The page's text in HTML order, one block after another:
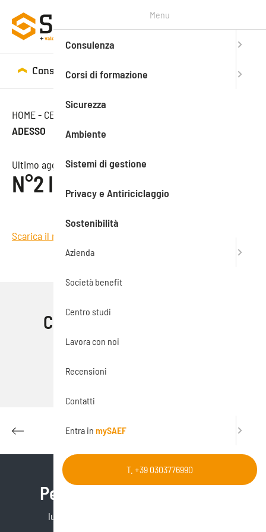
Consulenza Corsi di formazione
HOME- CENTRO STUDI
ADESSO
Ultimo aggiornamento: 28.08.2024
N°2 Il futuro è adesso
Scarica il magazine
Condividi questo articolo
Per maggiori informazioni
lunedì – venerdì 8.30 – 12.30 | 14.00 – 18.00
Menu
Consulenza
Corsi di formazione
Sicurezza
Ambiente
Sistemi di gestione
Privacy e Antiriciclaggio
Sostenibilità
Azienda
Società benefit
Centro studi
Lavora con noi
Recensioni
Contatti
Entra in mySAEF
T. +39 0303776990